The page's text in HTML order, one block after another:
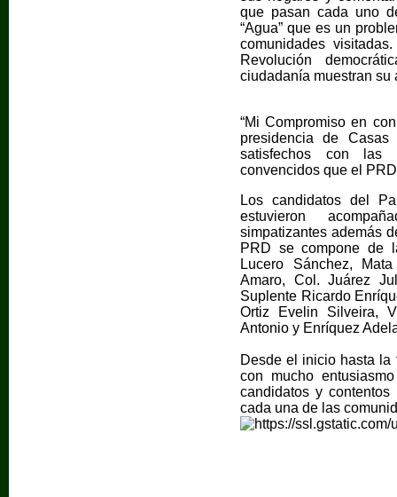
que pasan cada uno
“Agua” que es un
comunidades
Revolución
ciudadanía muestran su
“Mi Compromiso en
presidencia de Casas
satisfechos con las
convencidos que el
Los candidatos del
estuvieron
simpatizantes además
PRD se compone de
Lucero Sánchez,
Amaro, Col. Juárez
Suplente Ricardo
Ortiz Evelin Silveira,
Antonio y Enríquez
Desde el inicio hasta la
con mucho
candidatos y
cada una de las